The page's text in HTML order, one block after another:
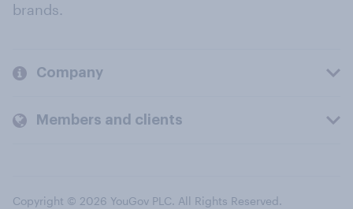
brands.
Company
Members and clients
Copyright © 2026 YouGov PLC. All Rights Reserved.